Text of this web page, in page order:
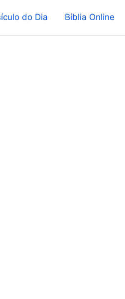
do Dia Bíblia Online